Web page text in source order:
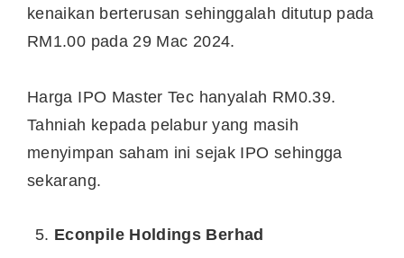
kenaikan berterusan sehinggalah ditutup pada
RM1.00 pada 29 Mac 2024.
Harga IPO Master Tec hanyalah RM0.39.
Tahniah kepada pelabur yang masih
menyimpan saham ini sejak IPO sehingga
sekarang.
Econpile Holdings Berhad